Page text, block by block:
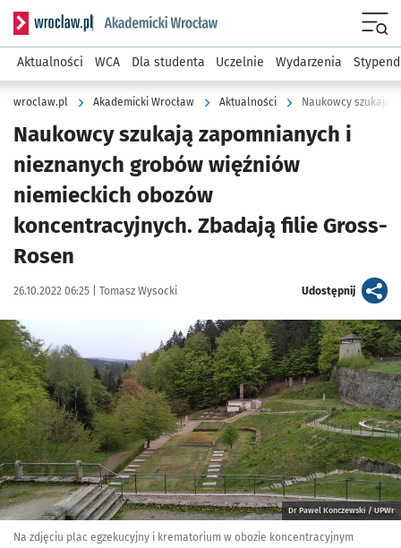
Serwis informacyjny wroclaw.pl podserwis: Akademicki
Aktualności WCA Dla studenta Uczelnie Wydarzenia
wroclaw.pl Akademicki Wrocław Aktualności
Naukowcy szukają zapomnianych i
nieznanych grobów więźniów
niemieckich obozów
koncentracyjnych. Zbadają filie Gross-
Rosen
Data publikacji:
26.10.2022 06:25 | Autor:
Tomasz Wysocki Udostępnijartykuł
Kliknij, aby powiększyć
Dr Pawel Konczewski / UPWr
Na zdjęciu plac egzekucyjny i krematorium w obozie koncentracyjnym